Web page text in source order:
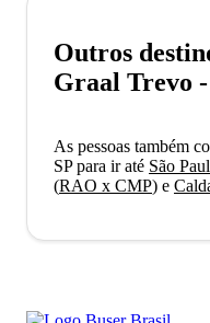
Outros
Graal Trevo -
As pessoas também
SP para ir até São
(RAO x CMP) e